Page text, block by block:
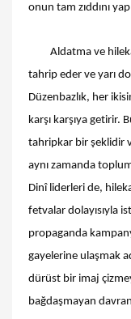
onun tam zıddını
Aldatma ve
tahrip eder ve yarı
Düzenbazlık, her
karşı karşıya getirir.
tahripkar bir şeklidir
aynı zamanda
Dinî liderleri de,
fetvalar dolayısıyla
propaganda
gayelerine ulaşmak
dürüst bir imaj
bağdaşmayan